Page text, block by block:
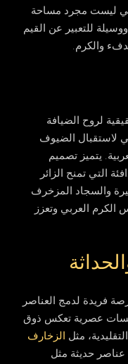
ليست مجرد مساحة
للتعبير عن القيم
والكرم.
لروح الضيافة
لاستقبال الضيوف
يتميز تصميم
التي تمنح الزائر
والسجاد المزخرف
الكرم العربي وتعزز
فريدة لدمج العناصر
عصرية تعكس ذوق
مثل الزخارف
عناصر حديثة مثل